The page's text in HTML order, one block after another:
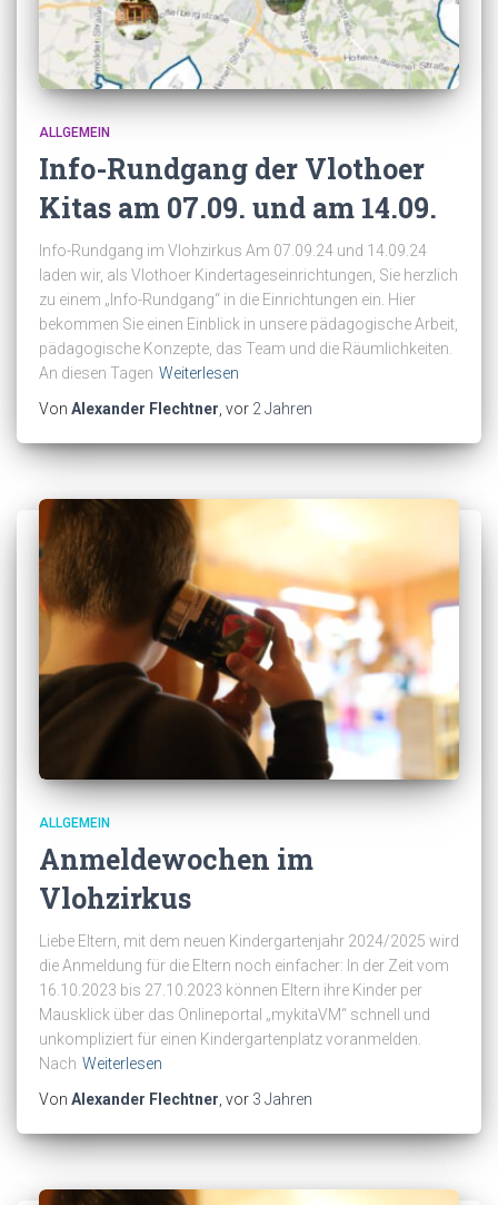
ALLGEMEIN
Info-Rundgang der Vlothoer
Kitas am 07.09. und am 14.09.
Info-Rundgang im Vlohzirkus Am 07.09.24 und 14.09.24
laden wir, als Vlothoer Kindertageseinrichtungen, Sie herzlich
zu einem „Info-Rundgang“ in die Einrichtungen ein. Hier
bekommen Sie einen Einblick in unsere pädagogische Arbeit,
pädagogische Konzepte, das Team und die Räumlichkeiten.
An diesen Tagen Weiterlesen
Von Alexander Flechtner , vor 2 Jahren
ALLGEMEIN
Anmeldewochen im
Vlohzirkus
Liebe Eltern, mit dem neuen Kindergartenjahr 2024/2025 wird
die Anmeldung für die Eltern noch einfacher: In der Zeit vom
16.10.2023 bis 27.10.2023 können Eltern ihre Kinder per
Mausklick über das Onlineportal „mykitaVM“ schnell und
unkompliziert für einen Kindergartenplatz voranmelden.
Nach Weiterlesen
Von Alexander Flechtner , vor 3 Jahren